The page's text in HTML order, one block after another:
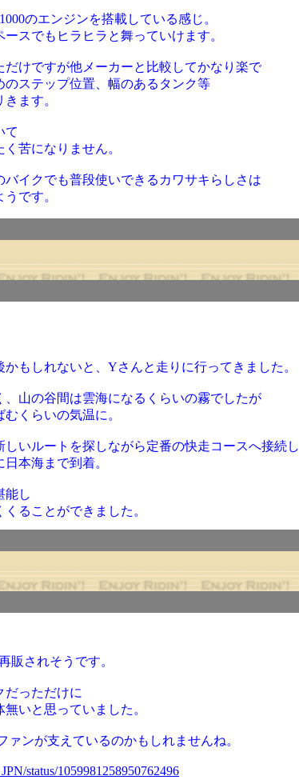
のエンジンを搭載している感じ。
スでもヒラヒラと舞っていけます。
だけですが他メーカーと比較してかなり楽で
ステップ位置、幅のあるタンク等
ます。
て
苦になりません。
バイクでも普段使いできるカワサキらしさは
です。
もしれないと、Yさんと走りに行ってきました。
山の谷間は雲海になるくらいの霧でしたが
くらいの気温に。
いルートを探しながら定番の快走コースへ接続し
本海まで到着。
能し
ることができました。
販されそうです。
だっただけに
いと思っていました。
ァンが支えているのかもしれませんね。
status/1059981258950762496